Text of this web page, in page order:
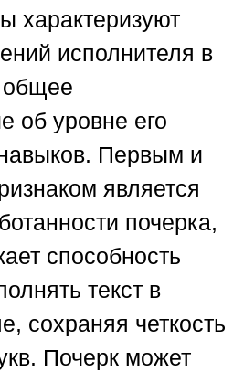
характеризуют
исполнителя в
общее
об уровне его
Первым и
является
почерка,
способность
текст в
сохраняя четкость
Почерк может